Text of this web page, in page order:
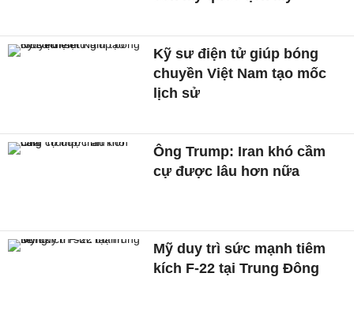
Kỹ sư điện tử giúp bóng
chuyền Việt Nam tạo mốc
lịch sử
Ông Trump: Iran khó cầm
cự được lâu hơn nữa
Mỹ duy trì sức mạnh tiêm
kích F-22 tại Trung Đông